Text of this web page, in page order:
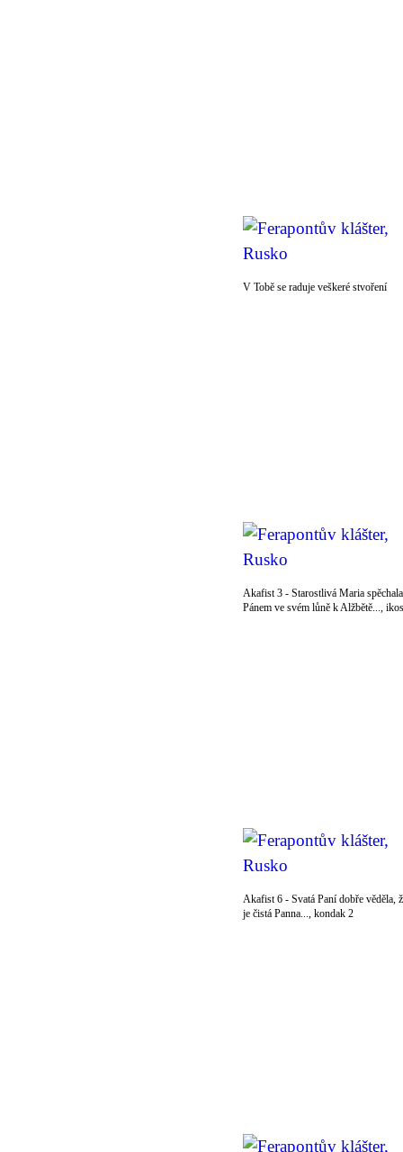
V Tobě se raduje veškeré stvoření
Akafist 3 - Starostlivá Maria
Pánem ve svém lůně k Alžbětě...,
Akafist 6 - Svatá Paní dobře věděla,
je čistá Panna..., kondak 2